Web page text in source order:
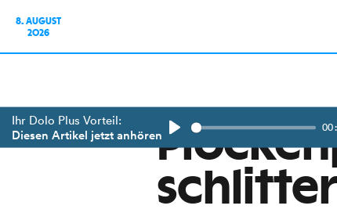
8. AUGUST
2026
Ihr Dolo Plus Vorteil:
Diesen Artikel jetzt anhören
Play